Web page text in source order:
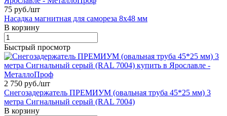
75 руб./шт
Насадка магнитная для самореза 8х48 мм
В корзину
Быстрый просмотр
2 750 руб./шт
Снегозадержатель ПРЕМИУМ (овальная труба 45*25 мм) 3
метра Сигнальный серый (RAL 7004)
В корзину